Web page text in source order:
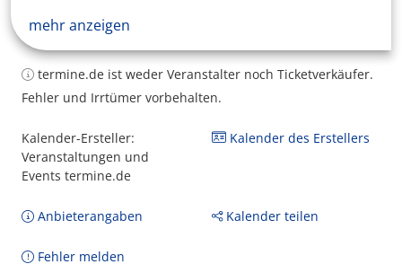
mehr anzeigen
termine.de ist weder Veranstalter noch Ticketverkäufer.
Fehler und Irrtümer vorbehalten.
Kalender-Ersteller:
Veranstaltungen und
Events termine.de
Kalender des Erstellers
Anbieterangaben Kalender teilen
Fehler melden